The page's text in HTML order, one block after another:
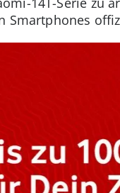
Smartphones